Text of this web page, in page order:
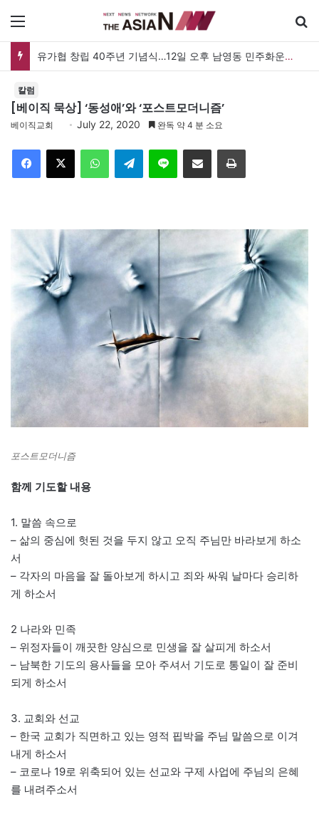
유가협 창립 40주년 기념식…12일 오후 남영동 민주화운동기념관
칼럼
[베이직 묵상] ‘동성애’와 ‘포스트모더니즘’
베이직교회 July 22, 2020 완독 약 4 분 소요
Telegram 이메일
포스트모더니즘
함께 기도할 내용
1. 말씀 속으로
– 삶의 중심에 헛된 것을 두지 않고 오직 주님만 바라보게 하소
서
– 각자의 마음을 잘 돌아보게 하시고 죄와 싸워 날마다 승리하
게 하소서
2 나라와 민족
– 위정자들이 깨끗한 양심으로 민생을 잘 살피게 하소서
– 남북한 기도의 용사들을 모아 주셔서 기도로 통일이 잘 준비
되게 하소서
3. 교회와 선교
– 한국 교회가 직면하고 있는 영적 핍박을 주님 말씀으로 이겨
내게 하소서
– 코로나 19로 위축되어 있는 선교와 구제 사업에 주님의 은혜
를 내려주소서